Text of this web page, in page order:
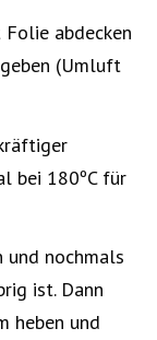
abdecken
(Umluft
bei 180ºC für
und nochmals
ist. Dann
heben und